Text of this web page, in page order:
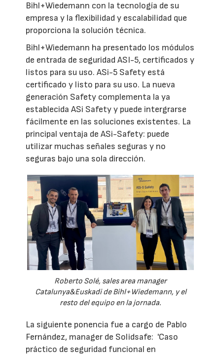
Bihl+Wiedemann con la tecnología de su
empresa y la flexibilidad y escalabilidad que
proporciona la solución técnica.
Bihl+Wiedemann ha presentado los módulos
de entrada de seguridad ASI-5, certificados y
listos para su uso. ASi-5 Safety está
certificado y listo para su uso. La nueva
generación Safety complementa la ya
establecida ASi Safety y puede intergrarse
fácilmente en las soluciones existentes. La
principal ventaja de ASi-Safety: puede
utilizar muchas señales seguras y no
seguras bajo una sola dirección.
Roberto Solé, sales area manager
Catalunya&Euskadi de Bihl+Wiedemann, y el
resto del equipo en la jornada.
La siguiente ponencia fue a cargo de Pablo
Fernández, manager de Solidsafe: 'Caso
práctico de seguridad funcional en